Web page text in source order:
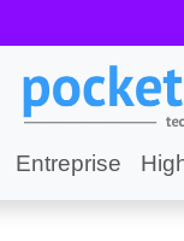
Entreprise